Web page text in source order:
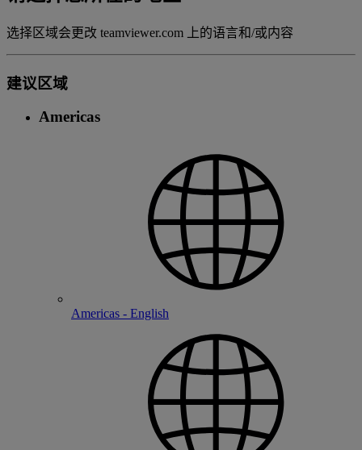
选择区域会更改 teamviewer.com 上的语言和/或内容
建议区域
Americas
Americas - English